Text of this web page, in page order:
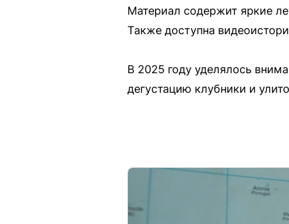
Материал содержит яркие
Также доступна
В 2025 году уделялось
дегустацию клубники и